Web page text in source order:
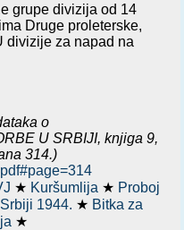
grupe divizija od 14
Druge proleterske,
divizije za napad na
o
U SRBIJI, knjiga 9,
314.)
★ Kuršumlija ★ Proboj
1944. ★ Bitka za
★